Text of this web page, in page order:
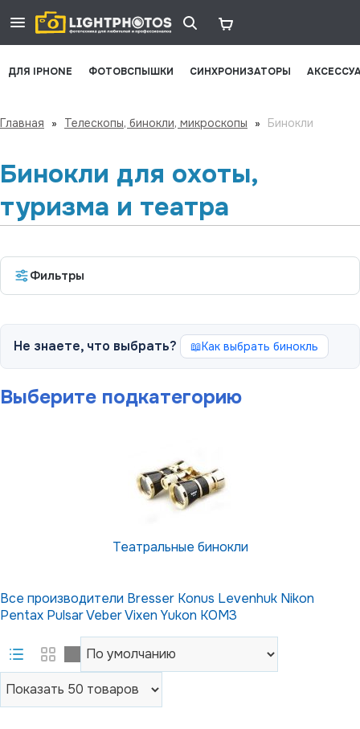
ДЛЯ IPHONE ФОТОВСПЫШКИ СИНХРОНИЗАТОРЫ
Главная » Телескопы, бинокли, микроскопы » Бинокли
Бинокли для охоты,
туризма и театра
Фильтры
Не знаете, что выбрать? Как выбрать бинокль
Выберите подкатегорию
Театральные бинокли
Все производители Bresser Konus Levenhuk Nikon
Pentax PulsarVeberVixen Yukon КОМЗ